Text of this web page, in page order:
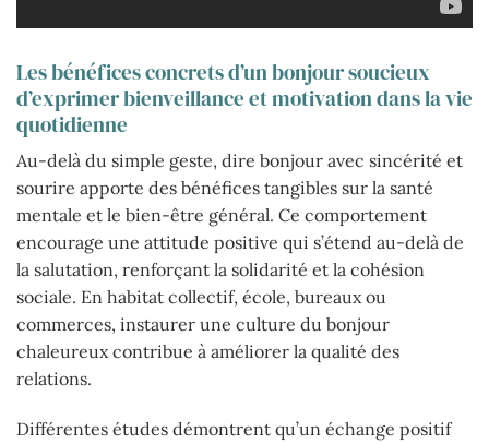
Les bénéfices concrets d’un bonjour soucieux
d’exprimer bienveillance et motivation dans la vie
quotidienne
Au-delà du simple geste, dire bonjour avec sincérité et
sourire apporte des bénéfices tangibles sur la santé
mentale et le bien-être général. Ce comportement
encourage une attitude positive qui s’étend au-delà de
la salutation, renforçant la solidarité et la cohésion
sociale. En habitat collectif, école, bureaux ou
commerces, instaurer une culture du bonjour
chaleureux contribue à améliorer la qualité des
relations.
Différentes études démontrent qu’un échange positif